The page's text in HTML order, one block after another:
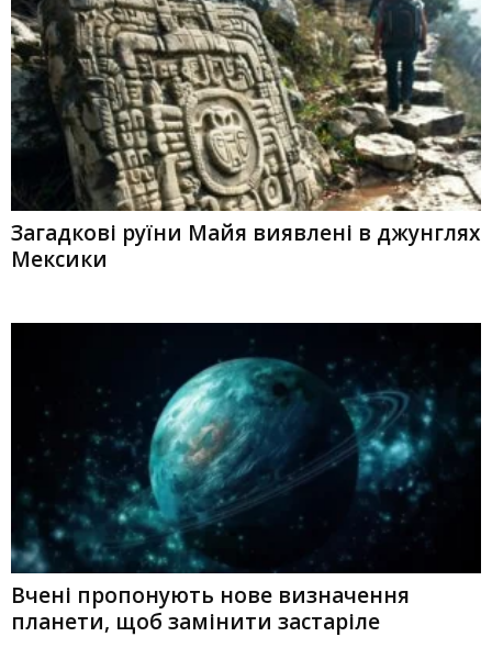
Загадкові руїни Майя виявлені в джунглях
Мексики
Вчені пропонують нове визначення
планети, щоб замінити застаріле